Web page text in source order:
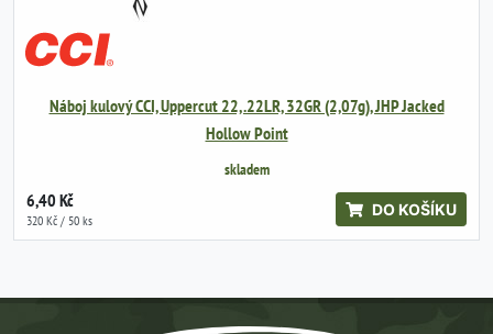
Náboj kulový CCI, Uppercut 22, .22LR, 32GR (2,07g), JHP Jacked
Hollow Point
skladem
6,40 Kč
320 Kč / 50 ks
DO KOŠÍKU